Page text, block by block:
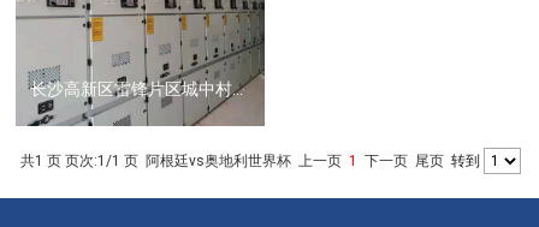
长沙高新区雷锋片区城中村改造（二期）(三益家园）项目新居配配电工程土建路由工程
共1 页 页次:1/1 页 阿根廷vs奥地利世界杯 上一页 1 下一页 尾页 转到